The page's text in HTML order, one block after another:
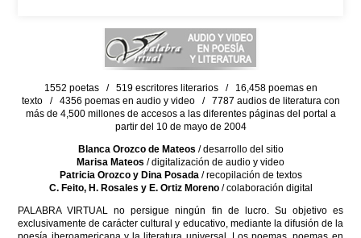
1552 poetas / 519 escritores literarios / 16,458 poemas en
texto / 4356 poemas en audio y video / 7787 audios de literatura con
más de 4,500 millones de accesos a las diferentes páginas del portal a
partir del 10 de mayo de 2004
Blanca Orozco de Mateos / desarrollo del sitio
Marisa Mateos / digitalización de audio y video
Patricia Orozco y Dina Posada/ recopilación de textos
C. Feito, H. Rosales y E. Ortiz Moreno/ colaboración digital
PALABRA VIRTUAL no persigue ningún fin de lucro. Su objetivo es
exclusivamente de carácter cultural y educativo, mediante la difusión de la